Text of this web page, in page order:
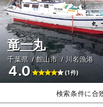
竜一丸
千葉県 館山市 川名漁港
4.0 (1件)
検索条件に合